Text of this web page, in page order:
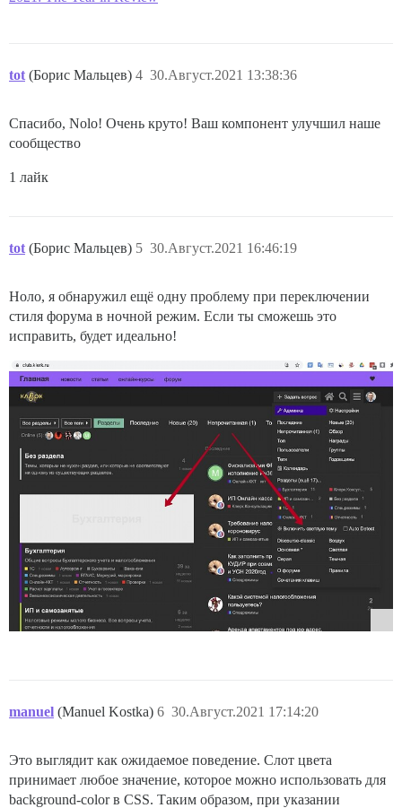
tot (Борис Мальцев) 30.Август.2021 13:38:36
4
Спасибо, Nolo! Очень круто! Ваш компонент улучшил наше
сообщество
1 лайк
tot (Борис Мальцев) 30.Август.2021 16:46:19
5
Ноло, я обнаружил ещё одну проблему при переключении
стиля форума в ночной режим. Если ты сможешь это
исправить, будет идеально!
manuel (Manuel Kostka) 30.Август.2021 17:14:20
6
Это выглядит как ожидаемое поведение. Слот цвета
принимает любое значение, которое можно использовать для
background-color в CSS. Таким образом, при указании